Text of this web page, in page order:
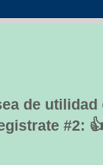
de utilidad
#2: